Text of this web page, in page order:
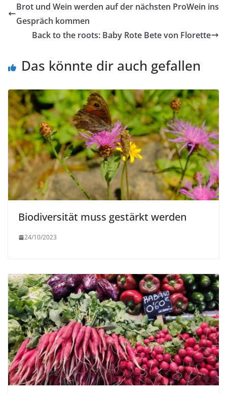
Brot und Wein werden auf der nächsten ProWein ins
Gespräch kommen
Back to the roots: Baby Rote Bete von Florette
Das könnte dir auch gefallen
Biodiversität muss gestärkt werden
24/10/2023